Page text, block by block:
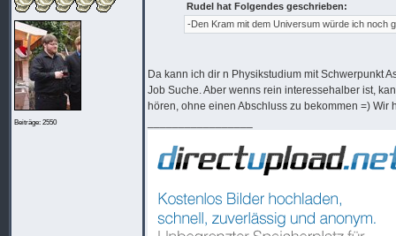
Beiträge: 2550
Rudel hat Folgendes geschrieben:
-Den Kram mit dem Universum würde ich noch
Da kann ich dir n Physikstudium mit Schwerpunkt
Job Suche. Aber wenns rein interessehalber ist,
hören, ohne einen Abschluss zu bekommen =)